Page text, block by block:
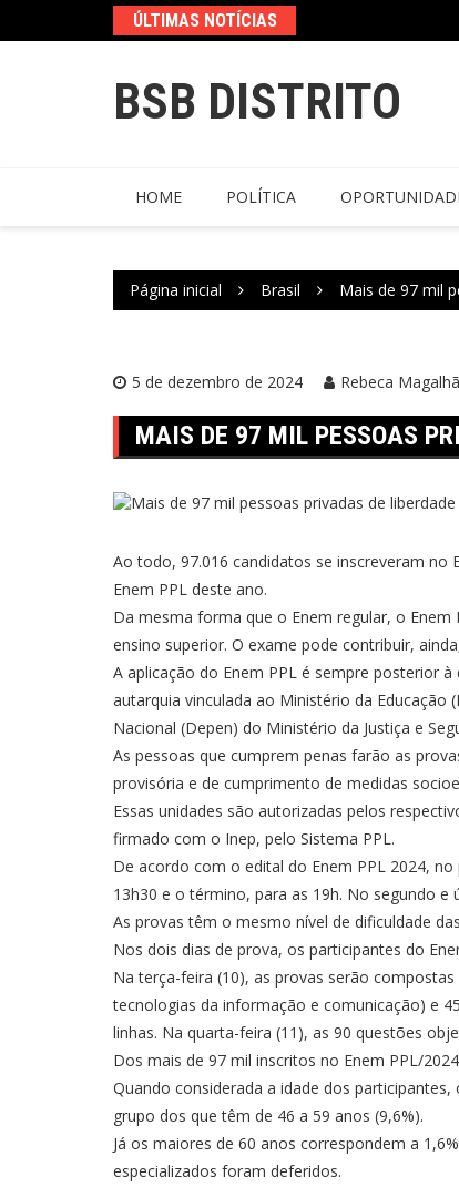
ÚLTIMAS NOTÍCIAS
BSB DISTRITO
HOME POLÍTICA
Página inicial Brasil Mais de 97 mil
5 de dezembro de 2024 Rebeca
MAIS DE 97 MIL PESSOAS
Ao todo, 97.016 candidatos se inscreveram no
Enem PPL deste ano.
Da mesma forma que o Enem regular, o
ensino superior. O exame pode contribuir,
A aplicação do Enem PPL é sempre posterior
autarquia vinculada ao Ministério da
Nacional (Depen) do Ministério da Justiça e
As pessoas que cumprem penas farão as
provisória e de cumprimento de medidas
Essas unidades são autorizadas pelos
firmado com o Inep, pelo Sistema PPL.
De acordo com o edital do Enem PPL 2024,
13h30 e o término, para as 19h. No segundo e
As provas têm o mesmo nível de dificuldade
Nos dois dias de prova, os participantes do
Na terça-feira (10), as provas serão
tecnologias da informação e comunicação) e
linhas. Na quarta-feira (11), as 90 questões
Dos mais de 97 mil inscritos no Enem PPL/
Quando considerada a idade dos
grupo dos que têm de 46 a 59 anos (9,6%).
Já os maiores de 60 anos correspondem a
especializados foram deferidos.